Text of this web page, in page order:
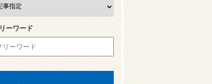
ーワード